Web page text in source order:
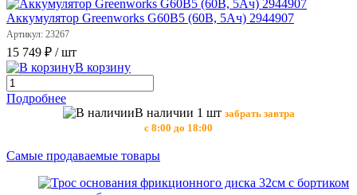
Аккумулятор Greenworks G60B5 (60В, 5Aч) 2944907
Артикул: 23267
15 749 ₽ / шт
В корзину
Подробнее
В наличии 1 шт забрать завтра
с 8:00 до 18:00
Самые продаваемые товары